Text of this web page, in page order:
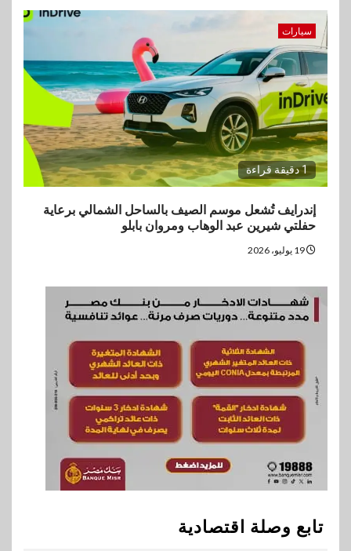
سيارات
1 دقيقة قراءة
إندرايف تُشعل موسم الصيف بالساحل الشمالي برعاية
حفلتي شيرين عبد الوهاب ومروان بابلو
تابع وصلة اقتصادية